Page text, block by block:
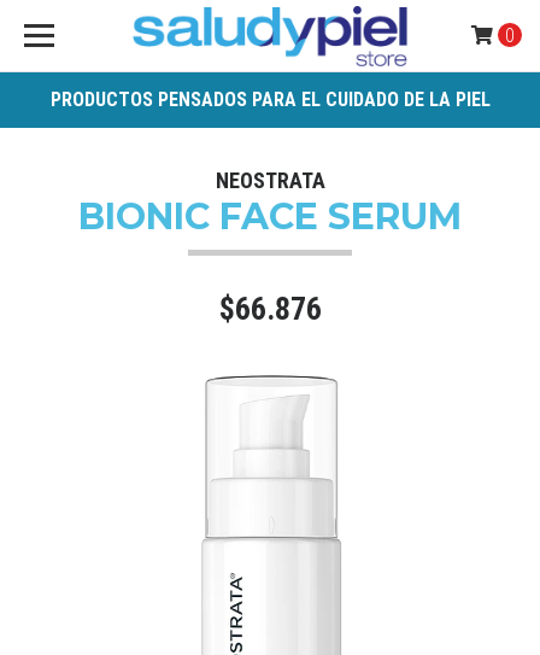
PRODUCTOS PENSADOS PARA EL CUIDADO DE LA PIEL
0
NEOSTRATA
BIONIC FACE SERUM
$66.876